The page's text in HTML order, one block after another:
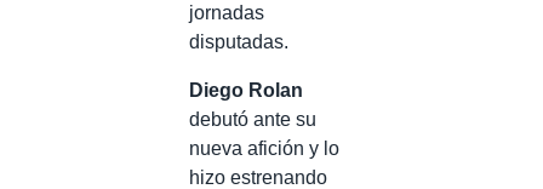
jornadas
disputadas.
Diego Rolan
debutó ante su
nueva afición y lo
hizo estrenando